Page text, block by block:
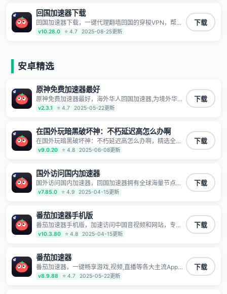
回国加速器下载
回国加速器下载，一键代理翻墙回国的穿梭VPN，帮助
海外华人留学生及港澳台地区用户破除地区版权限制问
题，一键降低游戏延迟，加速访问中国网站、游戏及应
v10.28.0 ⭐ 4.7 2025-08-25更新
下载
安卓精选
原神免费加速器最好
原神免费加速器最好，海外华人回国加速器,为境外华人
解决海外怎么听歌?海外怎么看剧?海外怎么玩游戏不卡
等境外难题,全球回国稳定国内节点,专业、流畅加速让海
v2.3.1 ⭐ 4.7 2025-05-22更新
下载
在国外玩暗黑破坏神：不朽延迟高怎么办啊
在国外玩暗黑破坏神：不朽延迟高怎么办啊，精选全球
好物针对海外华人、留学生和海外出差用户打造的一款
高质量专属回国加速器,只要身处海外即可一键加速畅享
商务办公、炒股等多场景的应用及网络加速
v9.0.20 ⭐ 4.8 2025-06-08更新
下载
国外访问国内加速器
国外访问国内加速器，回国加速器拥有全球海量节点覆
盖，运营商专线不卡顿超稳定，专为海外华人和留学生
打造，帮助海外华人免除地域限制，随时高速稳定低延
v7.85.0 ⭐ 4.9 2025-04-15更新
下载
番茄加速器手机版
番茄加速器手机版，加速访问中国音视频和网站，专业
回国加速器，帮你加速访问优酷、bilibili、腾讯视频、爱
奇艺等，加速国服游戏，例如原神、阴阳师、和平精
明日方舟、战双帕弥什、sky光·遇、另一个伊甸园等国
内各种服务,回国加速器致力于帮助海外华人和留学生、
港澳台地区用户提供最好的回国游戏和音乐视频加速服
务，可以在海外或港澳台地区流畅加速国服游戏和音视
v10.3.80 ⭐ 4.8 2025-04-15更新
下载
番茄加速器
番茄加速器，一键畅享游戏,视频,直播等各大主流App应
用,视频加载极速不卡顿。人在海外听歌,玩国服游戏 简
单易用。
v8.9.88 ⭐ 4.7 2025-05-22更新
下载